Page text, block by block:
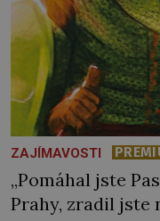
ZAJÍMAVOSTI
„Pomáhal jste
Prahy, zradil jste